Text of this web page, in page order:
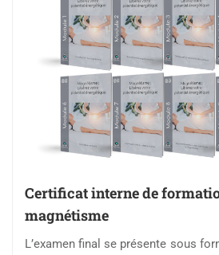
Certificat interne de
magnétisme
L’examen final se présente sous